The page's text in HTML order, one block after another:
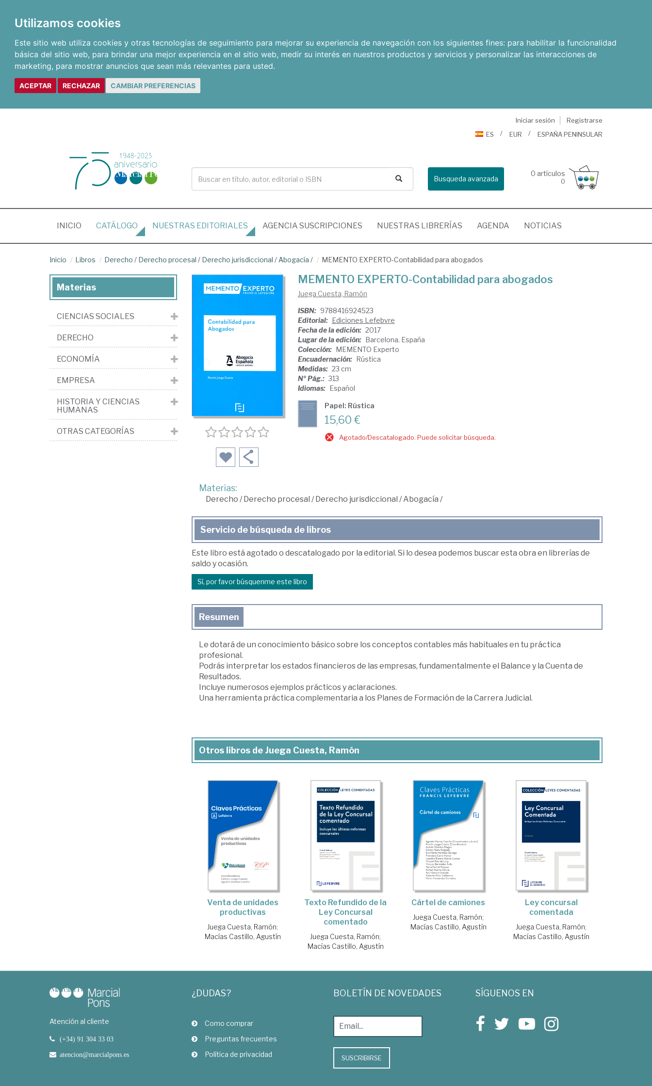
Utilizamos cookies
Este sitio web utiliza cookies y otras tecnologías de seguimiento para mejorar su experiencia de navegación con los siguientes fines: para habilitar la funcionalidad
básica del sitio web, para brindar una mejor experiencia en el sitio web, medir su interés en nuestros productos y servicios y personalizar las interacciones de
marketing, para mostrar anuncios que sean más relevantes para usted.
ACEPTAR RECHAZAR CAMBIAR PREFERENCIAS
Iniciar sesión
Registrarse
ES
EUR ESPAÑA PENINSULAR
Busqueda avanzada
0 artículos
0
INICIO (CURRENT)
CATÁLOGO NUESTRAS EDITORIALES AGENCIA SUSCRIPCIONES NUESTRAS LIBRERÍAS AGENDA NOTICIAS
Inicio Libros Derecho / Derecho procesal / Derecho jurisdiccional / Abogacía / MEMENTO EXPERTO-Contabilidad para abogados
MEMENTO EXPERTO-Contabilidad para abogados
Juega Cuesta, Ramón
ISBN: 9788416924523
Editorial: Ediciones Lefebvre
Fecha de la edición: 2017
Lugar de la edición: Barcelona. España
Colección: MEMENTO Experto
Encuadernación: Rústica
Medidas: 23 cm
Nº Pág.: 313
Idiomas: Español
Papel: Rústica
15,60 €
Agotado/Descatalogado. Puede solicitar búsqueda.
Materias:
Derecho / Derecho procesal / Derecho jurisdiccional /Abogacía /
Servicio de búsqueda de libros
Este libro está agotado o descatalogado por la editorial. Si lo desea podemos buscar esta obra en librerías de
saldo y ocasión.
Sí, por favor búsquenme este libro
Resumen
Le dotará de un conocimiento básico sobre los conceptos contables más habituales en tu práctica
profesional.
Podrás interpretar los estados financieros de las empresas, fundamentalmente el Balance y la Cuenta de
Resultados.
Incluye numerosos ejemplos prácticos y aclaraciones.
Una herramienta práctica complementaria a los Planes de Formación de la Carrera Judicial.
Otros libros de Juega Cuesta, Ramón
Venta de unidades
productivas
Juega Cuesta, Ramón;
Macías Castillo, Agustín
Texto Refundido de la
Ley Concursal
comentado
Juega Cuesta, Ramón;
Macías Castillo, Agustín
Cártel de camiones
Juega Cuesta, Ramón;
Macías Castillo, Agustín
Ley concursal
comentada
Juega Cuesta, Ramón;
Macías Castillo, Agustín
Materias
CIENCIAS SOCIALES
DERECHO
ECONOMÍA
EMPRESA
HISTORIA Y CIENCIAS
HUMANAS
OTRAS CATEGORÍAS
Atención al cliente
(+34) 91 304 33 03
atencion@marcialpons.es
¿DUDAS?
Como comprar
Preguntas frecuentes
Política de privacidad
BOLETÍN DE NOVEDADES
SUSCRIBIRSE
SÍGUENOS EN